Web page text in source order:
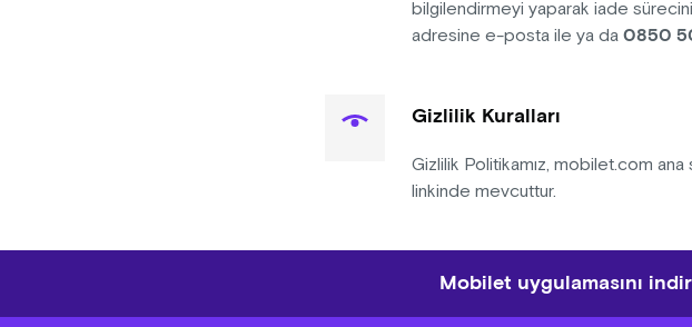
bilgilendirmeyi yaparak iade
adresine e-posta ile ya da 0850
Gizlilik Kuralları
Gizlilik Politikamız, mobilet.com ana
linkinde mevcuttur.
Mobilet uygulamasını indir